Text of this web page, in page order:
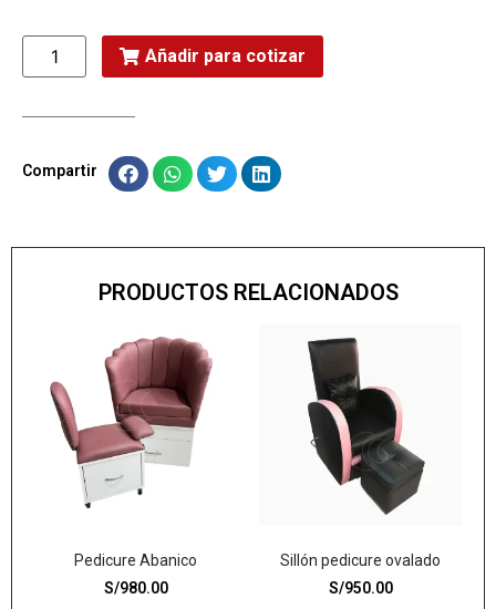
Añadir para cotizar
Compartir
PRODUCTOS RELACIONADOS
Pedicure Abanico
S/980.00
Sillón pedicure ovalado
S/950.00